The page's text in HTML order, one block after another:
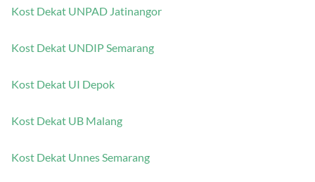
Kost Dekat UNPAD Jatinangor
Kost Dekat UNDIP Semarang
Kost Dekat UI Depok
Kost Dekat UB Malang
Kost Dekat Unnes Semarang